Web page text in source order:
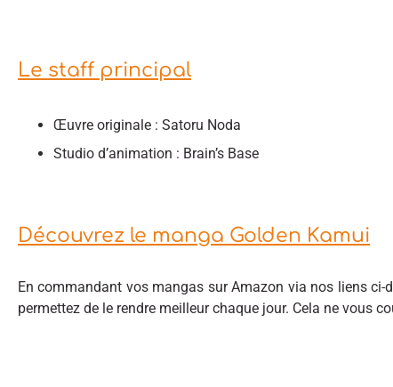
Le staff principal
Œuvre originale : Satoru Noda
Studio d’animation : Brain’s Base
Découvrez le manga Golden Kamui
En commandant vos mangas sur Amazon via nos liens
permettez de le rendre meilleur chaque jour. Cela ne vous